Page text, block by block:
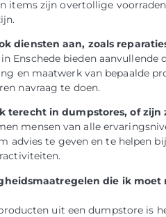
items zijn overtollige
diensten aan, zoals
Enschede bieden
en maatwerk van bepaalde
navraag te doen.
terecht in dumpstores, of
mensen van alle
advies te geven en te helpen
die ik
uit een dumpstore is